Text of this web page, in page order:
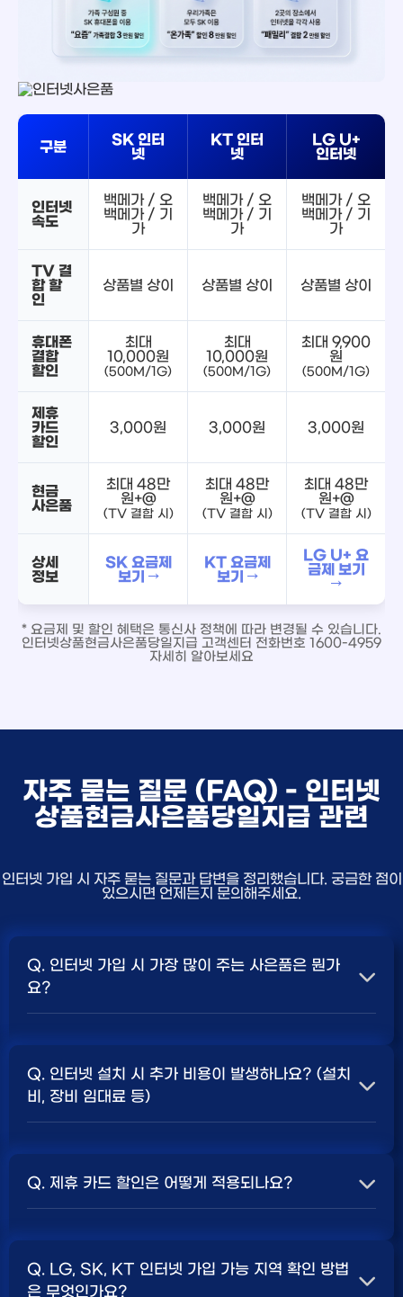
구분
SK 인터
넷
KT 인터
넷
LG U+
인터넷
인터넷
속도
백메가 / 오
백메가 / 기
가
백메가 / 오
백메가 / 기
가
백메가 / 오
백메가 / 기
가
TV 결
합 할
인
상품별 상이 상품별 상이 상품별 상이
휴대폰
결합
할인
최대
10,000원
(500M/1G)
최대
10,000원
(500M/1G)
최대 9,900
원
(500M/1G)
제휴
카드
할인
3,000원 3,000원 3,000원
현금
사은품
최대 48만
원+@
(TV 결합 시)
최대 48만
원+@
(TV 결합 시)
최대 48만
원+@
(TV 결합 시)
상세
정보
SK 요금제
보기 →
KT 요금제
보기 →
LG U+ 요
금제 보기
→
* 요금제 및 할인 혜택은 통신사 정책에 따라 변경될 수 있습니다.
인터넷상품현금사은품당일지급 고객센터 전화번호 1600-4959
자세히 알아보세요
자주 묻는 질문 (FAQ) - 인터넷
상품현금사은품당일지급 관련
인터넷 가입 시 자주 묻는 질문과 답변을 정리했습니다. 궁금한 점이
있으시면 언제든지 문의해주세요.
Q. 인터넷 가입 시 가장 많이 주는 사은품은 뭔가
요?
보통 500Mbps 또는 1Gbps 인터넷을 TV와 결합하여
가입할 때현금 사은품
세요.
Q. 인터넷 설치 시 추가 비용이 발생하나요? (설치
비, 장비 임대료 등)
청구되는 경우가 많습니다. 다만, 인터넷 상품 및 프로모션
책 확인 필수.
Q. 제휴 카드 할인은 어떻게 적용되나요?
에서 일정 금액이 할인됩니다. 할인 금액과 조건은 카드사
Q. LG, SK, KT 인터넷 가입 가능 지역 확인 방법
은 무엇인가요?